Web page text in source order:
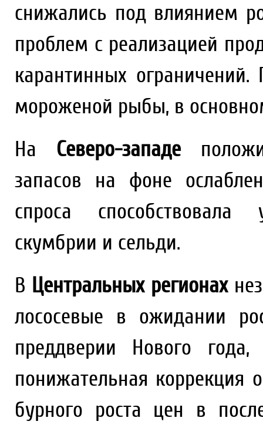
снижались под влиянием
проблем с реализацией
карантинных
мороженой рыбы, в
На Северо-западе
запасов на фоне
спроса
скумбрии и сельди.
В Центральных регионах
лососевые в ожидании
преддверии Нового
понижательная коррекция
бурного роста цен в